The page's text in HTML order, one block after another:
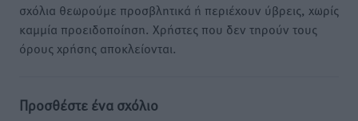
σχόλια θεωρούμε προσβλητικά ή περιέχουν ύβρεις, χωρίς
καμμία προειδοποίηση. Χρήστες που δεν τηρούν τους
όρους χρήσης αποκλείονται.
Προσθέστε ένα σχόλιο